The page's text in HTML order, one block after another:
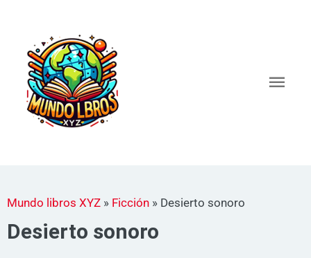
contenido
Mundo libros XYZ » Ficción » Desierto sonoro
Desierto sonoro